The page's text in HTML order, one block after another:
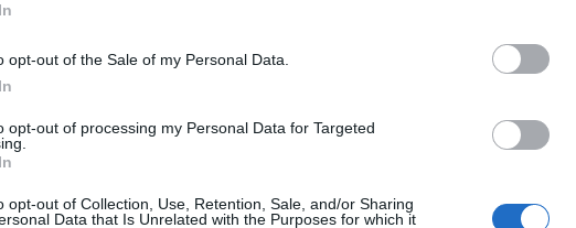
opt-out of the Sale of my Personal Data.
opt-out of processing my Personal Data for Targeted
opt-out of Collection, Use, Retention, Sale, and/or Sharing
Data that Is Unrelated with the Purposes for which it
τον Δημήτριο Σχοινοχωρίτη στη θέση του Προέδρου,
τον Ευστάθιο Ευθυμίου στη θέση του Διευθύνοντος
Λέγγας, Ευάγγελος Νικήτας, Παναγιώτης Κρητικός και